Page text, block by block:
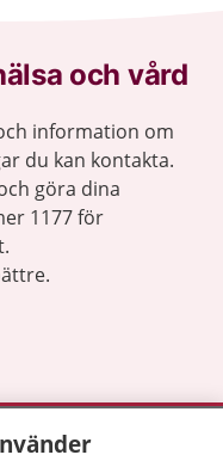
och vård
information om
du kan kontakta.
göra dina
1177 för